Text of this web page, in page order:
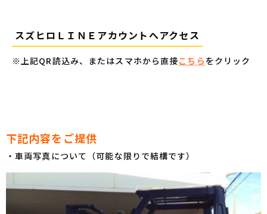
スズヒロＬＩＮＥアカウントへアクセス
※上記QR読込み、またはスマホから直接こちら をクリック
下記内容をご提供
・車両写真について（可能な限りで結構です）